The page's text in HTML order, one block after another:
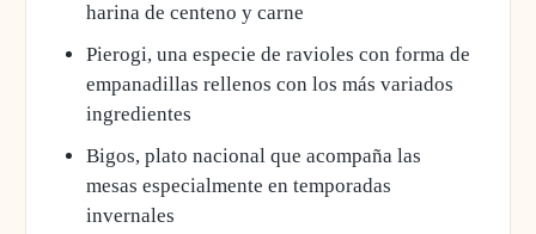
harina de centeno y carne
Pierogi, una especie de ravioles con forma de
empanadillas rellenos con los más variados
ingredientes
Bigos, plato nacional que acompaña las
mesas especialmente en temporadas
invernales